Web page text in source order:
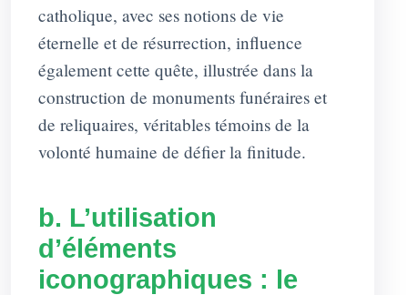
catholique, avec ses notions de vie
éternelle et de résurrection, influence
également cette quête, illustrée dans la
construction de monuments funéraires et
de reliquaires, véritables témoins de la
volonté humaine de défier la finitude.
b. L’utilisation
d’éléments
iconographiques : le